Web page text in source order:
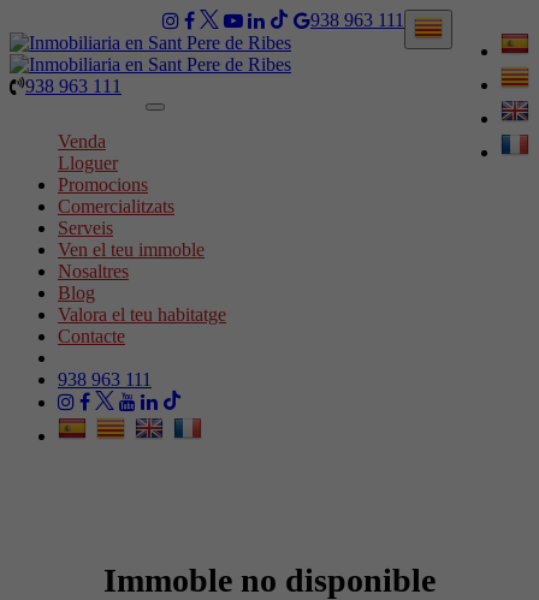
938 963 111
938 963 111
Toggle
Venda
Lloguer
Promocions
Comercialitzats
Serveis
Ven el teu immoble
Nosaltres
Blog
Valora el teu habitatge
Contacte
938 963 111
Immoble no disponible